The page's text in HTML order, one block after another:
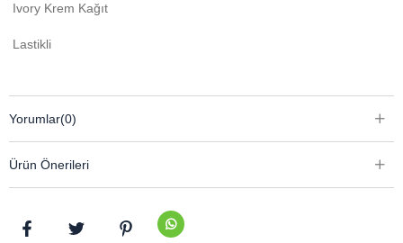
Ivory Krem Kağıt
Lastikli
Yorumlar(0)
Ürün Önerileri